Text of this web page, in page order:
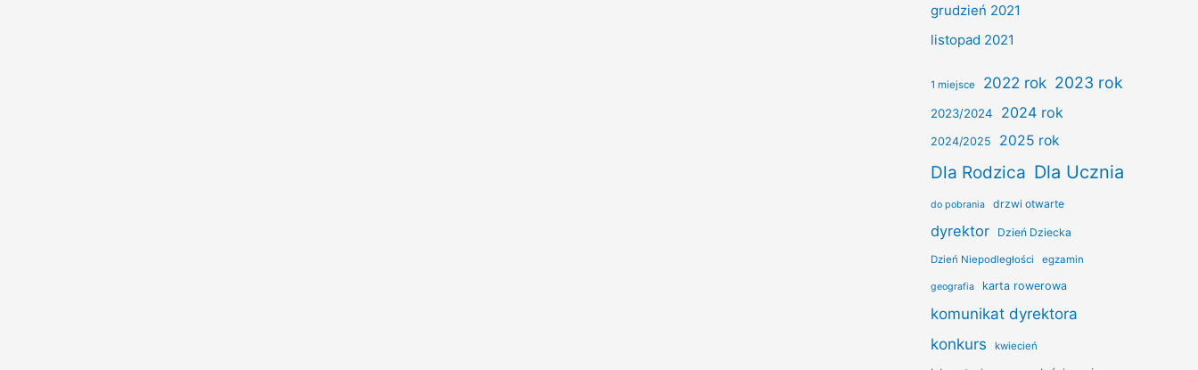
grudzień 2021
listopad 2021
1 miejsce 2022 rok 2023 rok
2023/2024 2024 rok
2024/2025 2025 rok
Dla Rodzica Dla Ucznia
do pobrania drzwi otwarte
dyrektor Dzień Dziecka
Dzień Niepodległości egzamin
geografia karta rowerowa
komunikat dyrektora
konkurs kwiecień